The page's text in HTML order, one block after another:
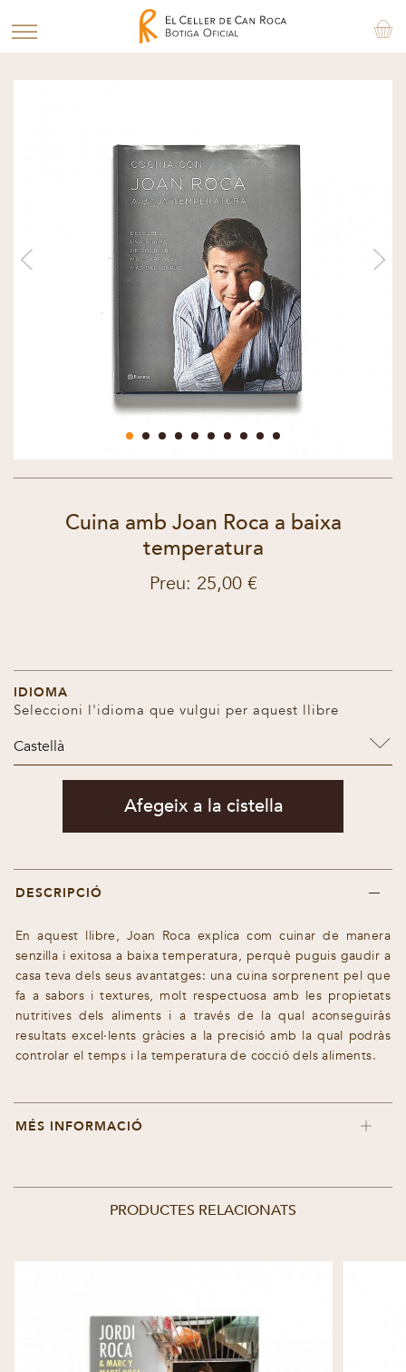
Cuina amb Joan Roca a baixa
temperatura
Preu: 25,00 €
IDIOMA
Seleccioni l'idioma que vulgui per aquest llibre
Castellà
Afegeix a la cistella
DESCRIPCIÓ
En aquest llibre, Joan Roca explica com cuinar de manera
senzilla i exitosa a baixa temperatura, perquè puguis gaudir a
casa teva dels seus avantatges: una cuina sorprenent pel que
fa a sabors i textures, molt respectuosa amb les propietats
nutritives dels aliments i a través de la qual aconseguiràs
resultats excel·lents gràcies a la precisió amb la qual podràs
controlar el temps i la temperatura de cocció dels aliments.
MÉS INFORMACIÓ
PRODUCTES RELACIONATS